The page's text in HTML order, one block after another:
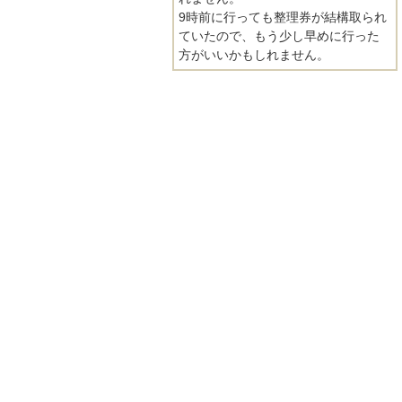
9時前に行っても整理券が結構取られ
ていたので、もう少し早めに行った
方がいいかもしれません。